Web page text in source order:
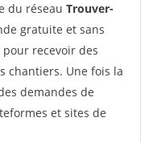
du réseau Trouver-
gratuite et sans
recevoir des
chantiers. Une fois la
demandes de
et sites de